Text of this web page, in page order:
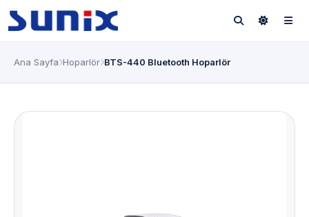
Ana Sayfa Hoparlör BTS-440 Bluetooth Hoparlör